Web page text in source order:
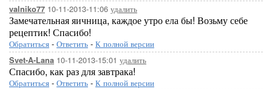
valniko77 10-11-2013-11:06 удалить
Замечательная яичница, каждое утро ела бы! Возьму себе
рецептик! Спасибо!
Обратиться - Ответить - К полной версии
Svet-A-Lana 10-11-2013-15:01 удалить
Спасибо, как раз для завтрака!
Обратиться - Ответить - К полной версии